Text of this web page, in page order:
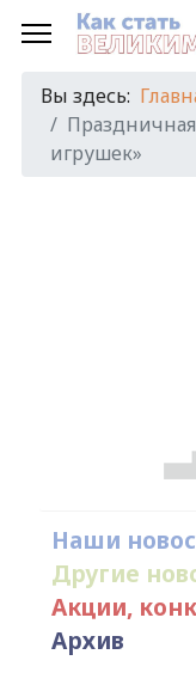
Вы здесь:
игрушек»
Наши
Другие
Акции,
Архив